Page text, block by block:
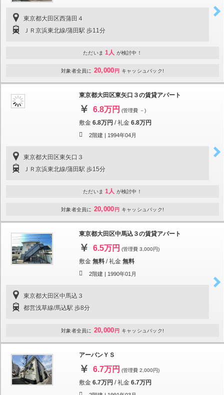
東京都大田区西蒲田４
ＪＲ京浜東北線/蒲田駅 歩11分
ただいま 1人 が検討中！
対象者全員に 20,000 円 キャッシュバック!
東京都大田区東矢口３の賃貸アパート
6.8万円 (管理費 －)
敷金 6.8万円 /礼金 6.8万円
2階建 | 1994年04月
東京都大田区東矢口３
ＪＲ京浜東北線/蒲田駅 歩15分
ただいま 1人 が検討中！
対象者全員に 20,000 円 キャッシュバック!
東京都大田区中馬込３の賃貸アパート
6.5万円 (管理費 3,000円)
敷金 無料 /礼金 無料
2階建 | 1990年01月
東京都大田区中馬込３
都営浅草線/馬込駅 歩8分
対象者全員に 20,000 円 キャッシュバック!
アーバンＹＳ
6.7万円 (管理費 2,000円)
敷金 6.7万円 /礼金 6.7万円